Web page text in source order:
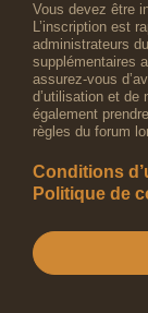
Vous devez être
L’inscription est
administrateurs
supplémentaires
assurez-vous
d’utilisation et de
également
règles du forum
Conditions
Politique de